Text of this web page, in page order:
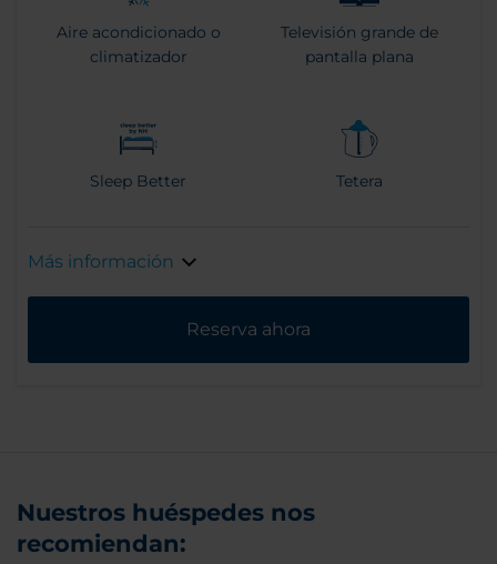
Aire acondicionado o
climatizador
Televisión grande de
pantalla plana
Sleep Better Tetera
Más información
Reserva ahora
Nuestros huéspedes nos
recomiendan: